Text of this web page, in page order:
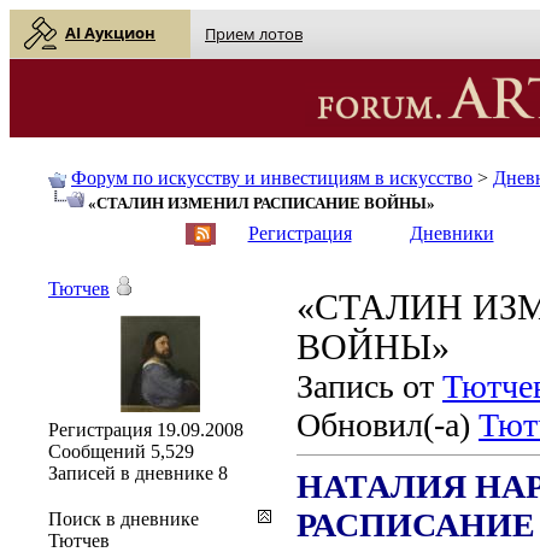
AI Аукцион Прием лотов
Форум по искусству и инвестициям в искусство >
«СТАЛИН ИЗМЕНИЛ РАСПИСАНИЕ ВОЙНЫ»
Регистрация Дневники
«СТАЛИН
ВОЙНЫ»
Запись от
Обновил(-а)
НАТАЛИЯ
Тютчев
Регистрация 19.09.2008
Сообщений 5,529
Записей в дневнике 8
Поиск в дневнике
Тютчев